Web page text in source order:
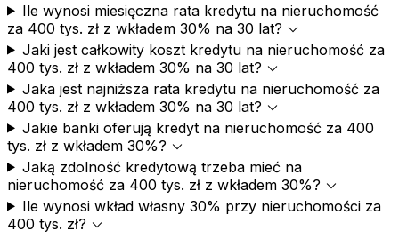
Ile wynosi miesięczna rata kredytu na nieruchomość
za 400 tys. zł z wkładem 30% na 30 lat? expand_more
Jaki jest całkowity koszt kredytu na nieruchomość za
400 tys. zł z wkładem 30% na 30 lat? expand_more
Jaka jest najniższa rata kredytu na nieruchomość za
400 tys. zł z wkładem 30% na 30 lat? expand_more
Jakie banki oferują kredyt na nieruchomość za 400
tys. zł z wkładem 30%? expand_more
Jaką zdolność kredytową trzeba mieć na
nieruchomość za 400 tys. zł z wkładem 30%? expand_more
Ile wynosi wkład własny 30% przy nieruchomości za
400 tys. zł? expand_more